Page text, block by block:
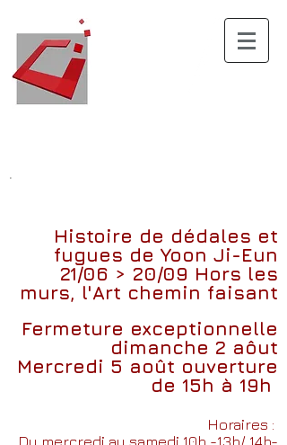
.
Histoire de dédales et
fugues de Yoon Ji-Eun
21/06 > 20/09 Hors les
murs, l'Art chemin faisant
Fermeture exceptionnelle
dimanche 2 aôut
Mercredi 5 août ouverture
de 15h à 19h
Horaires :
Du mercredi au samedi 10h -13h/ 14h-